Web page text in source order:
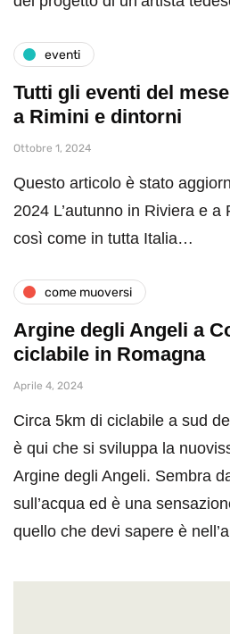
eventi
Tutti gli eventi del
a Rimini e dintorni
Ottobre 1, 2024
Questo articolo è stato
2024 L’autunno in Riviera e a
così come in tutta Italia…
come muoversi
Argine degli Angeli a
ciclabile in Romagna
Aprile 4, 2024
Circa 5km di ciclabile a sud
è qui che si sviluppa la
Argine degli Angeli. Sembra
sull’acqua ed è una
quello che devi sapere è